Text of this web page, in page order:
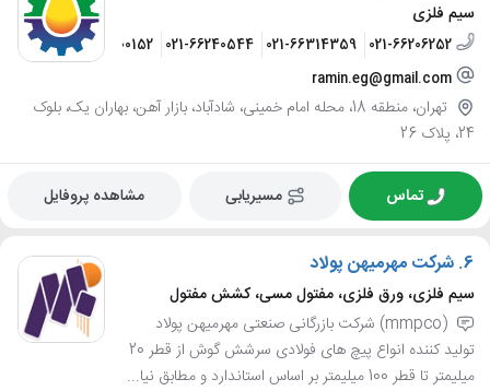
سیم فلزی
021-66206252
021-66314359
021-66240544
09121500152
ramin.eg@gmail.com
تهران، منطقه 18، محله امام خمینی، شادآباد، بازار آهن، بهاران یک، بلوک
24، پلاک 26
تماس مسیریابی مشاهده پروفایل
6. شرکت مهرمیهن پولاد
سیم فلزی، ورق فلزی، مفتول مسی، کشش مفتول
(mmpco) شرکت بازرگانی صنعتی مهرمیهن پولاد
تولید کننده انواع پیچ های فولادی سرشش گوش از قطر 20
میلیمتر تا قطر 100 میلیمتر بر اساس استاندارد و مطابق نیا...